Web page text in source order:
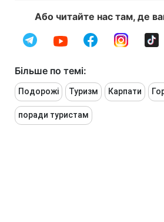
Або читайте нас там, де
Більше по темі:
Подорожі Туризм Карпати
поради туристам